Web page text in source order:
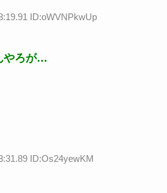
ID:oWVNPkwUp
やろが…
ID:Os24yewKM